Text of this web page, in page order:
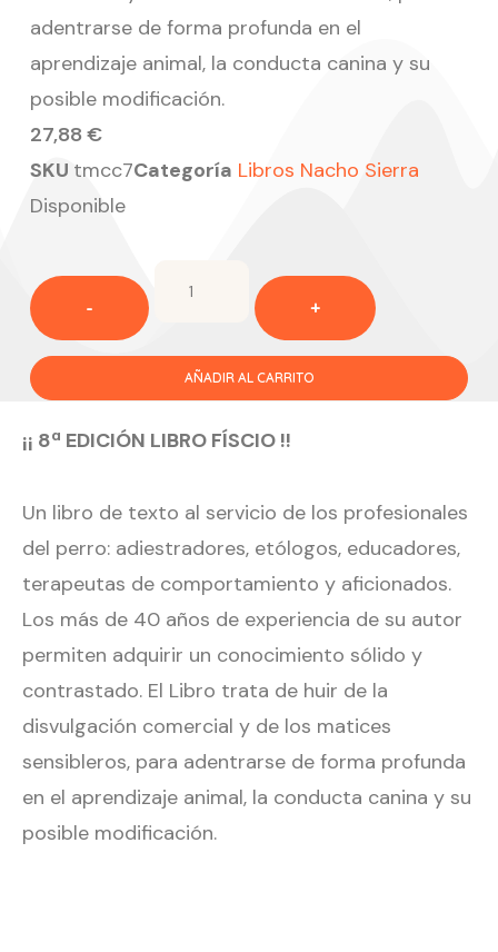
adentrarse de forma profunda en el
aprendizaje animal, la conducta canina y su
posible modificación.
27,88 €
SKU tmcc7Categoría Libros Nacho Sierra
Disponible
AÑADIR AL CARRITO
¡¡ 8ª EDICIÓN LIBRO FÍSCIO !!
Un libro de texto al servicio de los profesionales
del perro: adiestradores, etólogos, educadores,
terapeutas de comportamiento y aficionados.
Los más de 40 años de experiencia de su autor
permiten adquirir un conocimiento sólido y
contrastado. El Libro trata de huir de la
disvulgación comercial y de los matices
sensibleros, para adentrarse de forma profunda
en el aprendizaje animal, la conducta canina y su
posible modificación.